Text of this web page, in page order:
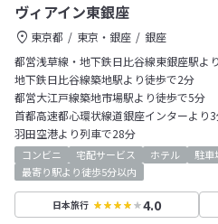
ヴィアイン東銀座
東京都 東京・銀座
銀座
都営浅草線・地下鉄日比谷線東銀座駅よ
地下鉄日比谷線築地駅より徒歩で2分
都営大江戸線築地市場駅より徒歩で5分
首都高速都心環状線道銀座インターより
羽田空港より列車で28分
コンビニ 宅配サービス ホテル 駐車
最寄り駅より徒歩5分以内
日本旅行 4.0